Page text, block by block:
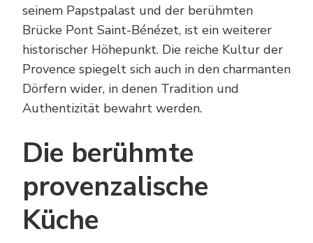
seinem Papstpalast und der berühmten
Brücke Pont Saint-Bénézet, ist ein weiterer
historischer Höhepunkt. Die reiche Kultur der
Provence spiegelt sich auch in den charmanten
Dörfern wider, in denen Tradition und
Authentizität bewahrt werden.
Die berühmte
provenzalische
Küche